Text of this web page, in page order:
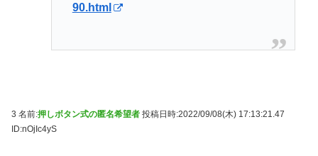
90.html
3 名前:押しボタン式の匿名希望者 投稿日時:2022/09/08(木) 17:13:21.47
ID:nOjIc4yS